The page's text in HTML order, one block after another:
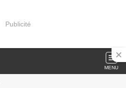
Publicité
MENU